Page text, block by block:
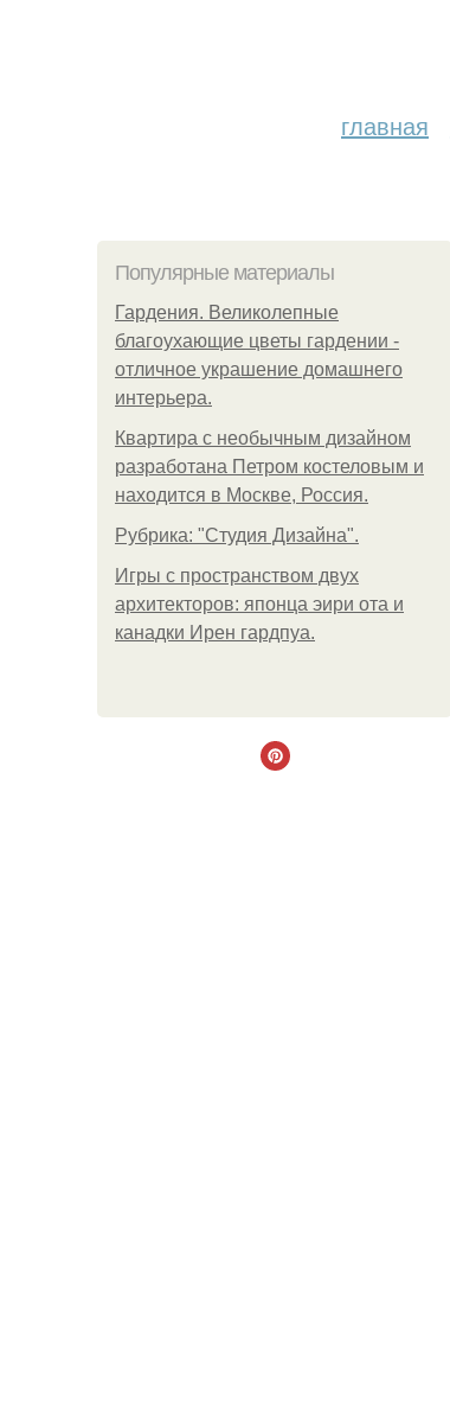
главная
Популярные материалы
Гардения. Великолепные
благоухающие цветы гардении -
отличное украшение домашнего
интерьера.
Квартира с необычным дизайном
разработана Петром костеловым и
находится в Москве, Россия.
Рубрика: "Студия Дизайна".
Игры с пространством двух
архитекторов: японца эири ота и
канадки Ирен гардпуа.